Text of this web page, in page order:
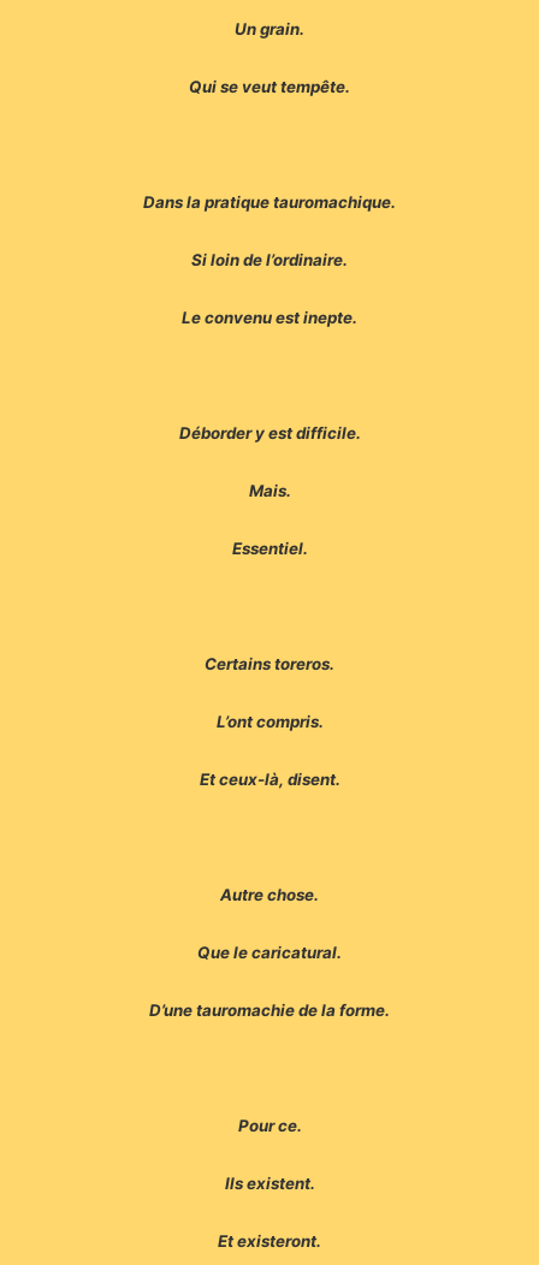
Un grain.
Qui se veut tempête.
Dans la pratique tauromachique.
Si loin de l’ordinaire.
Le convenu est inepte.
Déborder y est difficile.
Mais.
Essentiel.
Certains toreros.
L’ont compris.
Et ceux-là, disent.
Autre chose.
Que le caricatural.
D’une tauromachie de la forme.
Pour ce.
Ils existent.
Et existeront.